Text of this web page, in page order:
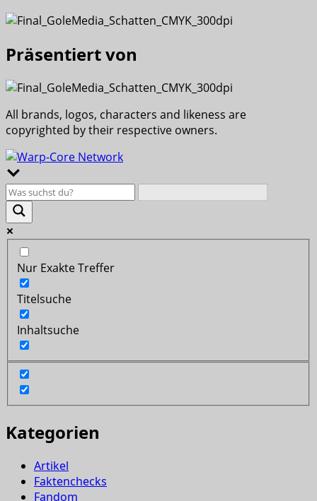
Präsentiert von
All brands, logos, characters and likeness are
copyrighted by their respective owners.
Nur Exakte Treffer
Titelsuche
Inhaltsuche
Kategorien
Artikel
Faktenchecks
Fandom